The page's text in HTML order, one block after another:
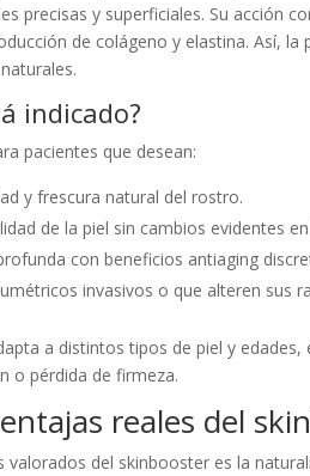
precisas y superficiales. Su acción
de colágeno y elastina. Así,
indicado?
pacientes que desean:
y frescura natural del rostro.
de la piel sin cambios evidentes
con beneficios antiaging
invasivos o que alteren sus
a distintos tipos de piel y
o pérdida de firmeza.
reales del
valorados del skinbooster es la